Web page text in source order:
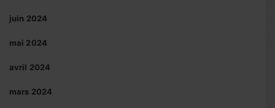
juin 2024
mai 2024
avril 2024
mars 2024